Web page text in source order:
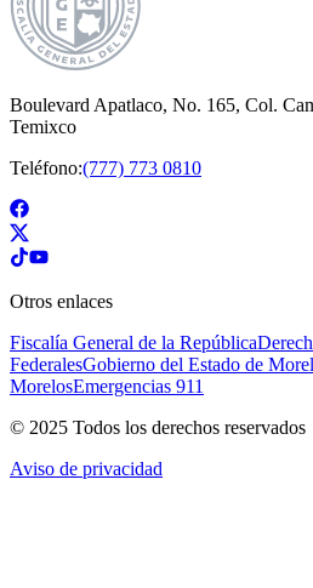
Boulevard Apatlaco, No. 165, Col.
Temixco
Teléfono:(777) 773 0810
Otros enlaces
Fiscalía General de la República
FederalesGobierno del Estado de
MorelosEmergencias 911
© 2025 Todos los derechos reservados
Aviso de privacidad